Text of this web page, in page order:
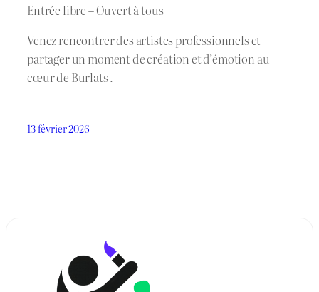
Entrée libre – Ouvert à tous
Venez rencontrer des artistes professionnels et
partager un moment de création et d’émotion au
cœur de Burlats .
13 février 2026